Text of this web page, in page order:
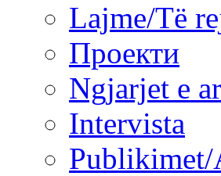
Lajme/Të
Проекти
Ngjarjet e
Intervista